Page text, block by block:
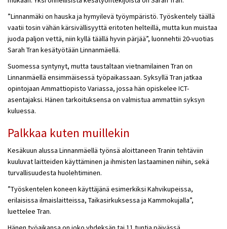
”Linnanmäki on hauska ja hymyilevä työympäristö. Työskentely täällä
vaatii tosin vähän kärsivällisyyttä eritoten helteillä, mutta kun muistaa
juoda paljon vettä, niin kyllä täällä hyvin pärjää”, luonnehtii 20-vuotias
Sarah Tran kesätyötään Linnanmäellä.
Suomessa syntynyt, mutta taustaltaan vietnamilainen Tran on
Linnanmäellä ensimmäisessä työpaikassaan. Syksyllä Tran jatkaa
opintojaan Ammattiopisto Variassa, jossa hän opiskelee ICT-
asentajaksi. Hänen tarkoituksensa on valmistua ammattiin syksyn
kuluessa.
Palkkaa kuten muillekin
Kesäkuun alussa Linnanmäellä työnsä aloittaneen Tranin tehtäviin
kuuluvat laitteiden käyttäminen ja ihmisten lastaaminen niihin, sekä
turvallisuudesta huolehtiminen.
”Työskentelen koneen käyttäjänä esimerkiksi Kahvikupeissa,
erilaisissa ilmaislaitteissa, Taikasirkuksessa ja Kammokujalla”,
luettelee Tran.